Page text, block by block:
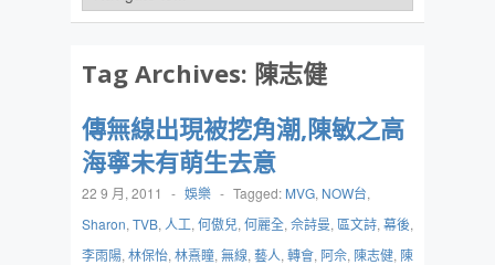
Tag Archives: 陳志健
傳無線出現被挖角潮,陳敏之高
海寧未有萌生去意
22 9 月, 2011 - 娛樂 - Tagged: MVG, NOW台,
Sharon, TVB, 人工, 何傲兒, 何麗全, 佘詩曼, 區文詩, 幕後,
李雨陽, 林保怡, 林熹瞳, 無線, 藝人, 轉會, 阿佘, 陳志健, 陳